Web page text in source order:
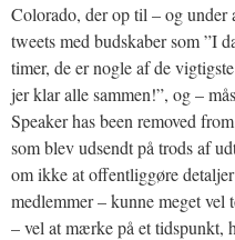
Colorado, der op til – og under
tweets med budskaber som ”I
timer, de er nogle af de
jer klar alle sammen!”, og –
Speaker has been removed
som blev udsendt på trods af
om ikke at offentliggøre
medlemmer – kunne meget vel
– vel at mærke på et tidspunkt,